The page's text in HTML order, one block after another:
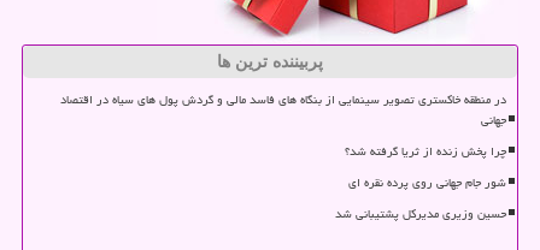
پربیننده ترین ها
در منطقه خاکستری تصویر سینمایی از بنگاه های فاسد مالی و گردش پول های سیاه در اقتصاد
جهانی
چرا پخش زنده از ثریا گرفته شد؟
شور جام جهانی روی پرده نقره ای
حسین وزیری مدیرکل پشتیبانی شد